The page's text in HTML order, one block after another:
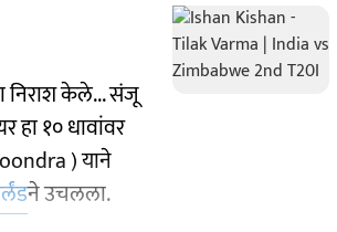
निराश केले... संजू
हा १० धावांवर
) याने
ने उचलला.